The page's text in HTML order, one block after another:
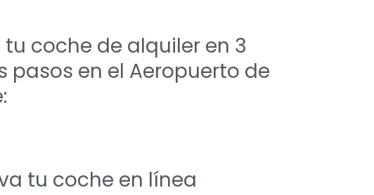
tu coche de alquiler en 3
pasos en el Aeropuerto de
tu coche en línea